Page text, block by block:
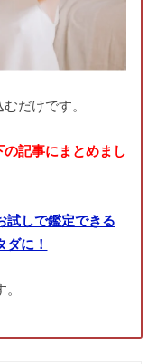
だけです。
記事にまとめまし
しで鑑定できる
に！